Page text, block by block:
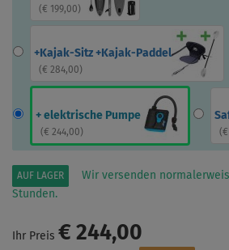
( € 199,00)
+Kajak-Sitz +Kajak-Paddel
( € 284,00)
+ elektrische Pumpe
( € 244,00) ( €
AUF LAGER
Wir versenden
Stunden.
Ihr Preis € 244,00